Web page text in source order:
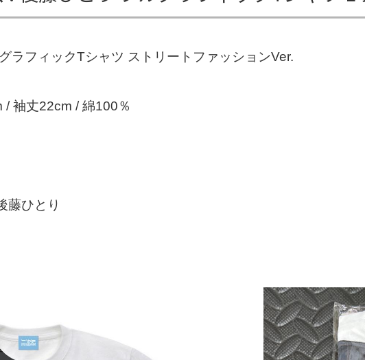
ラフィックTシャツ ストリートファッションVer.
/ 袖丈22cm / 綿100％
藤ひとり